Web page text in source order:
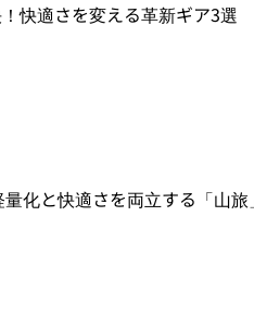
快適さを変える革新ギア3選
化と快適さを両立する「山旅